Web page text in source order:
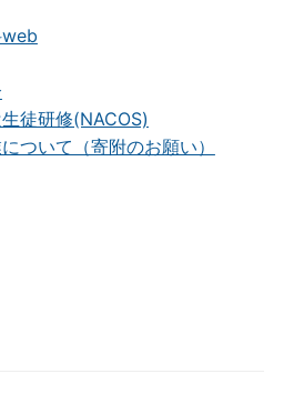
徒研修(NACOS)
ついて（寄附のお願い）